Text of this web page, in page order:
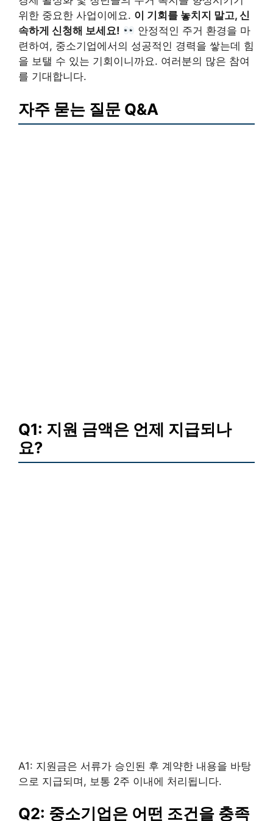
위한 중요한 사업이에요. 이 기회를 놓치지 말고, 신
속하게 신청해 보세요!
안정적인 주거 환경을 마
련하여, 중소기업에서의 성공적인 경력을 쌓는데 힘
을 보탤 수 있는 기회이니까요. 여러분의 많은 참여
를 기대합니다.
자주 묻는 질문 Q&A
Q1: 지원 금액은 언제 지급되나
요?
A1: 지원금은 서류가 승인된 후 계약한 내용을 바탕
으로 지급되며, 보통 2주 이내에 처리됩니다.
Q2: 중소기업은 어떤 조건을 충족